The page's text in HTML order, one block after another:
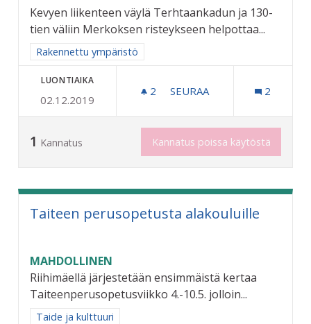
Kevyen liikenteen väylä Terhtaankadun ja 130-
tien väliin Merkoksen risteykseen helpottaa...
Rajaa tulokset aihepiirin mukaan: Rakennettu ympäristö
Rakennettu ympäristö
LUONTIAIKA
02.12.2019
2 2 SEURAAJAA
SEURAA 2
1 Kannatus Kannatus poissa käytöstä
Taiteen perusopetusta alakouluille
MAHDOLLINEN
Riihimäellä järjestetään ensimmäistä kertaa
Taiteenperusopetusviikko 4.-10.5. jolloin...
Rajaa tulokset aihepiirin mukaan: Taide ja kulttuuri
Taide ja kulttuuri